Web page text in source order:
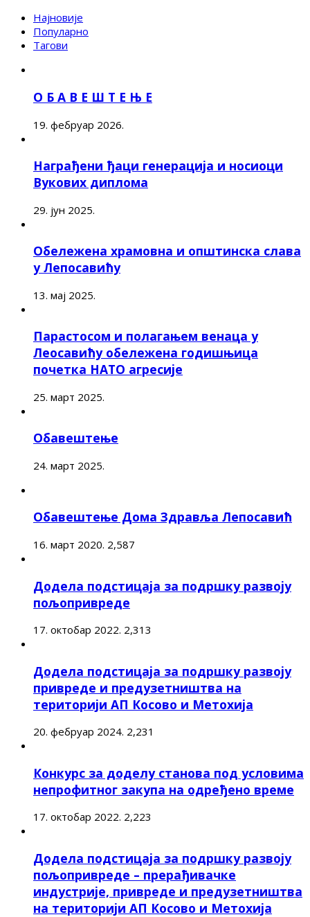
Најновије
Популарно
Тагови
О Б А В Е Ш Т Е Њ Е
19. фебруар 2026.
Награђени ђаци генерација и носиоци
Вукових диплома
29. јун 2025.
Обележена храмовна и општинска слава
у Лепосавићу
13. мај 2025.
Парастосом и полагањем венаца у
Леосавићу обележена годишњица
почетка НАТО агресије
25. март 2025.
Обавештење
24. март 2025.
Обавештење Дома Здравља Лепосавић
16. март 2020. 2,587
Додела подстицаја за подршку развоју
пољопривреде
17. октобар 2022. 2,313
Додела подстицаја за подршку развоју
привреде и предузетништва на
територији АП Косово и Метохија
20. фебруар 2024. 2,231
Конкурс за доделу станова под условима
непрофитног закупа на одређено време
17. октобар 2022. 2,223
Додела подстицаја за подршку развоју
пољопривреде – прерађивачке
индустрије, привреде и предузетништва
на територији АП Косово и Метохија